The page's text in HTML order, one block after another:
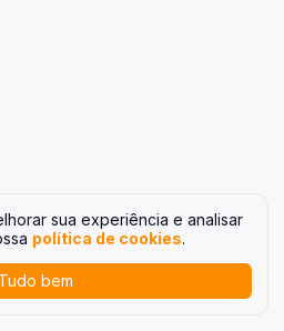
sua experiência e analisar
política de cookies.
Tudo bem